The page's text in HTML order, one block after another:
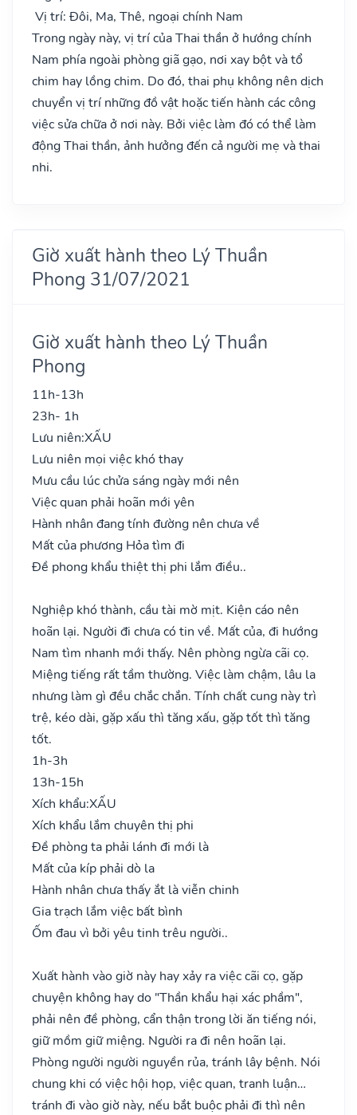
Vị trí: Đôi, Ma, Thê, ngoại chính Nam
Trong ngày này, vị trí của Thai thần ở hướng chính
Nam phía ngoài phòng giã gạo, nơi xay bột và tổ
chim hay lồng chim. Do đó, thai phụ không nên dịch
chuyển vị trí những đồ vật hoặc tiến hành các công
việc sửa chữa ở nơi này. Bởi việc làm đó có thể làm
động Thai thần, ảnh hưởng đến cả người mẹ và thai
nhi.
Giờ xuất hành theo Lý Thuần
Phong 31/07/2021
Giờ xuất hành theo Lý Thuần
Phong
11h-13h
23h- 1h
Lưu niên:XẤU
Lưu niên mọi việc khó thay
Mưu cầu lúc chửa sáng ngày mới nên
Việc quan phải hoãn mới yên
Hành nhân đang tính đường nên chưa về
Mất của phương Hỏa tìm đi
Đề phong khẩu thiệt thị phi lắm điều..
Nghiệp khó thành, cầu tài mờ mịt. Kiện cáo nên
hoãn lại. Người đi chưa có tin về. Mất của, đi hướng
Nam tìm nhanh mới thấy. Nên phòng ngừa cãi cọ.
Miệng tiếng rất tầm thường. Việc làm chậm, lâu la
nhưng làm gì đều chắc chắn. Tính chất cung này trì
trệ, kéo dài, gặp xấu thì tăng xấu, gặp tốt thì tăng
tốt.
1h-3h
13h-15h
Xích khẩu:XẤU
Xích khẩu lắm chuyên thị phi
Đề phòng ta phải lánh đi mới là
Mất của kíp phải dò la
Hành nhân chưa thấy ắt là viễn chinh
Gia trạch lắm việc bất bình
Ốm đau vì bởi yêu tinh trêu người..
Xuất hành vào giờ này hay xảy ra việc cãi cọ, gặp
chuyện không hay do "Thần khẩu hại xác phầm",
phải nên đề phòng, cẩn thận trong lời ăn tiếng nói,
giữ mồm giữ miệng. Người ra đi nên hoãn lại.
Phòng người người nguyền rủa, tránh lây bệnh. Nói
chung khi có việc hội họp, việc quan, tranh luận…
tránh đi vào giờ này, nếu bắt buộc phải đi thì nên